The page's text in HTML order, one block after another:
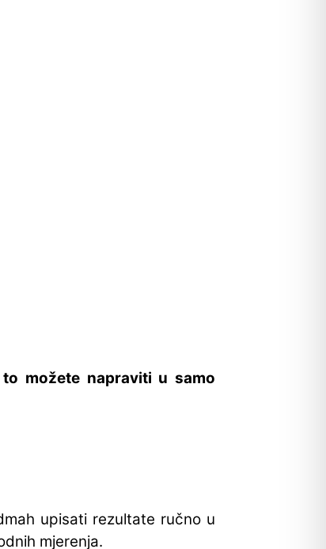
možete napraviti u samo
upisati rezultate ručno u
mjerenja.